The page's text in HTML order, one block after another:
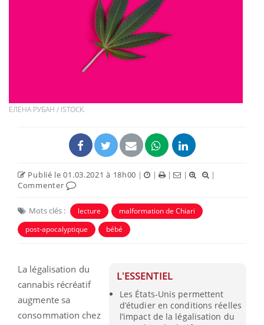
ЕЛЕНА РУБАН / ISTOCK.
Publié le 01.03.2021 à 18h00 | | | |
|
Commenter
Mots clés : lecture
malformation de Chiari
post-apocalyptique
bébé
L'ESSENTIEL
Les États-Unis permettent
d’étudier en conditions réelles
l’impact de la légalisation du
La légalisation du
cannabis récréatif
augmente sa
consommation chez